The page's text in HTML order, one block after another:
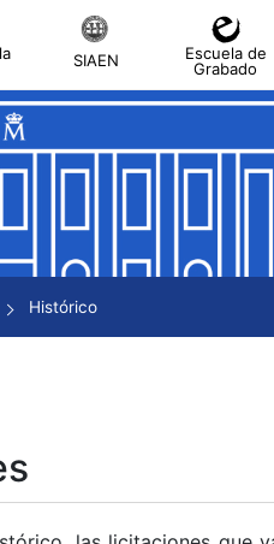
SIAEN
Escuela de
Grabado
Histórico